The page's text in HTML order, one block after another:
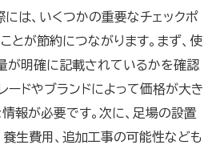
は、いくつかの重要なチェックポ
とが節約につながります。まず、使
が明確に記載されているかを確認
ードやブランドによって価格が大き
報が必要です。次に、足場の設置
生費用、追加工事の可能性なども